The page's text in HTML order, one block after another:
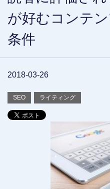
が好むコンテ
条件
2018-03-26
SEO ライティング